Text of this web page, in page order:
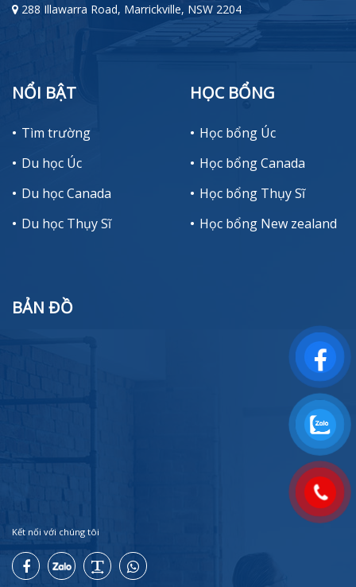
288 Illawarra Road, Marrickville, NSW 2204
NỔI BẬT
Tìm trường
Du học Úc
Du học Canada
Du học Thụy Sĩ
HỌC BỔNG
Học bổng Úc
Học bổng Canada
Học bổng Thụy Sĩ
Học bổng New zealand
BẢN ĐỒ
Kết nối với chúng tôi